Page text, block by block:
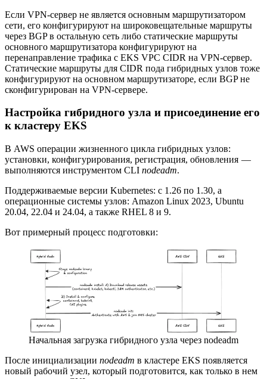
Если VPN-сервер не является основным маршрутизатором
сети, его конфигурируют на широковещательные маршруты
через BGP в остальную сеть либо статические маршруты
основного маршрутизатора конфигурируют на
перенаправление трафика с EKS VPC CIDR на VPN-сервер.
Статические маршруты для CIDR пода гибридных узлов тоже
конфигурируют на основном маршрутизаторе, если BGP не
сконфигурирован на VPN-сервере.
Настройка гибридного узла и присоединение его
к кластеру EKS
В AWS операции жизненного цикла гибридных узлов:
установки, конфигурирования, регистрация, обновления —
выполняются инструментом CLI nodeadm.
Поддерживаемые версии Kubernetes: с 1.26 по 1.30, а
операционные системы узлов: Amazon Linux 2023, Ubuntu
20.04, 22.04 и 24.04, а также RHEL 8 и 9.
Вот примерный процесс подготовки:
Начальная загрузка гибридного узла через nodeadm
После инициализации nodeadm в кластере EKS появляется
новый рабочий узел, который подготовится, как только в нем